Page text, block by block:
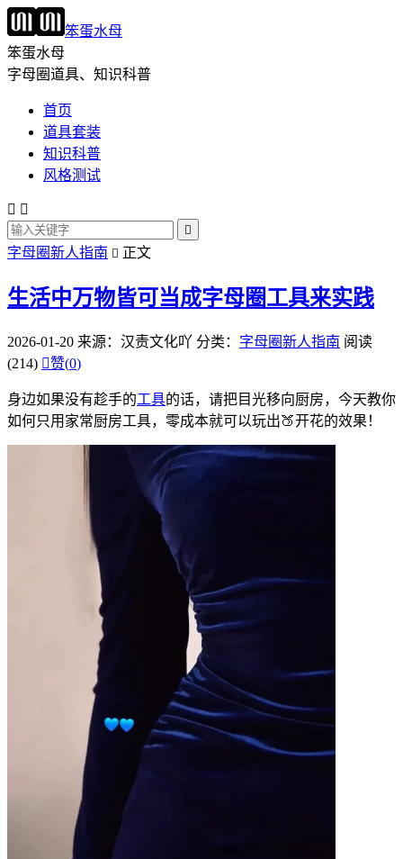
笨蛋水母
笨蛋水母
字母圈道具、知识科普
首页
道具套装
知识科普
风格测试
 

字母圈新人指南  正文
生活中万物皆可当成字母圈工具来实践
2026-01-20 来源：汉责文化吖 分类： 字母圈新人指南 阅读
(214) 赞(0)
身边如果没有趁手的工具的话，请把目光移向厨房，今天教你
如何只用家常厨房工具，零成本就可以玩出🍑开花的效果！